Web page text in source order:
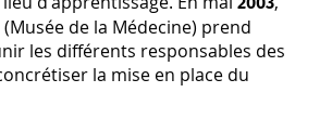
de la Médecine) prend
les différents responsables des
la mise en place du